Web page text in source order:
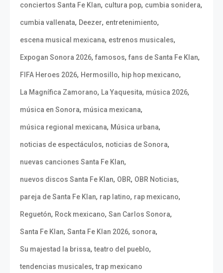
conciertos Santa Fe Klan, cultura pop, cumbia sonidera,
cumbia vallenata, Deezer, entretenimiento,
escena musical mexicana, estrenos musicales,
Expogan Sonora 2026, famosos, fans de Santa Fe Klan,
FIFA Heroes 2026, Hermosillo, hip hop mexicano,
La Magnífica Zamorano, La Yaquesita, música 2026,
música en Sonora, música mexicana,
música regional mexicana, Música urbana,
noticias de espectáculos, noticias de Sonora,
nuevas canciones Santa Fe Klan,
nuevos discos Santa Fe Klan, OBR, OBR Noticias,
pareja de Santa Fe Klan, rap latino, rap mexicano,
Reguetón, Rock mexicano, San Carlos Sonora,
Santa Fe Klan, Santa Fe Klan 2026, sonora,
Su majestad la brissa,teatro del pueblo,
tendencias musicales,trap mexicano